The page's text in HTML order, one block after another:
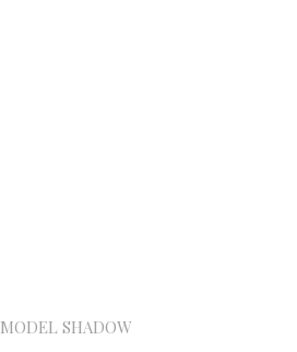
MODEL SHADOW